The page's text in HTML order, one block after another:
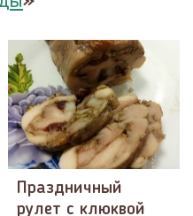
Праздничный
рулет с клюквой